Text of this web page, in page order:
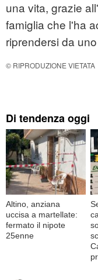
una vita, grazie
famiglia che l'ha
riprendersi da
© RIPRODUZIONE VIETATA
Di tendenza oggi
Altino, anziana
uccisa a martellate:
fermato il nipote
25enne